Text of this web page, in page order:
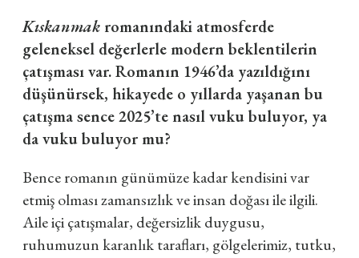
Kıskanmak romanındaki atmosferde
geleneksel değerlerle modern beklentilerin
çatışması var. Romanın 1946’da yazıldığını
düşünürsek, hikayede o yıllarda yaşanan bu
çatışma sence 2025’te nasıl vuku buluyor, ya
da vuku buluyor mu?
Bence romanın günümüze kadar kendisini var
etmiş olması zamansızlık ve insan doğası ile ilgili.
Aile içi çatışmalar, değersizlik duygusu,
ruhumuzun karanlık tarafları, gölgelerimiz, tutku,